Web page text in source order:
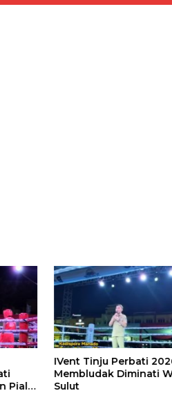
Piala
IVent Tinju Perbati
Membludak Diminati
Sulut